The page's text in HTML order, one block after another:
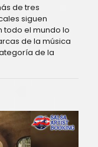
de tres
siguen
todo el mundo lo
de la música
de la